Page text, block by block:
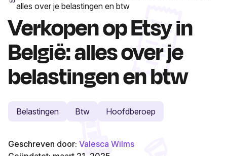
alles over je belastingen en btw
Verkopen op Etsy in
België: alles over je
belastingen en btw
Belastingen Btw Hoofdberoep
Geschreven door: Valesca Wilms